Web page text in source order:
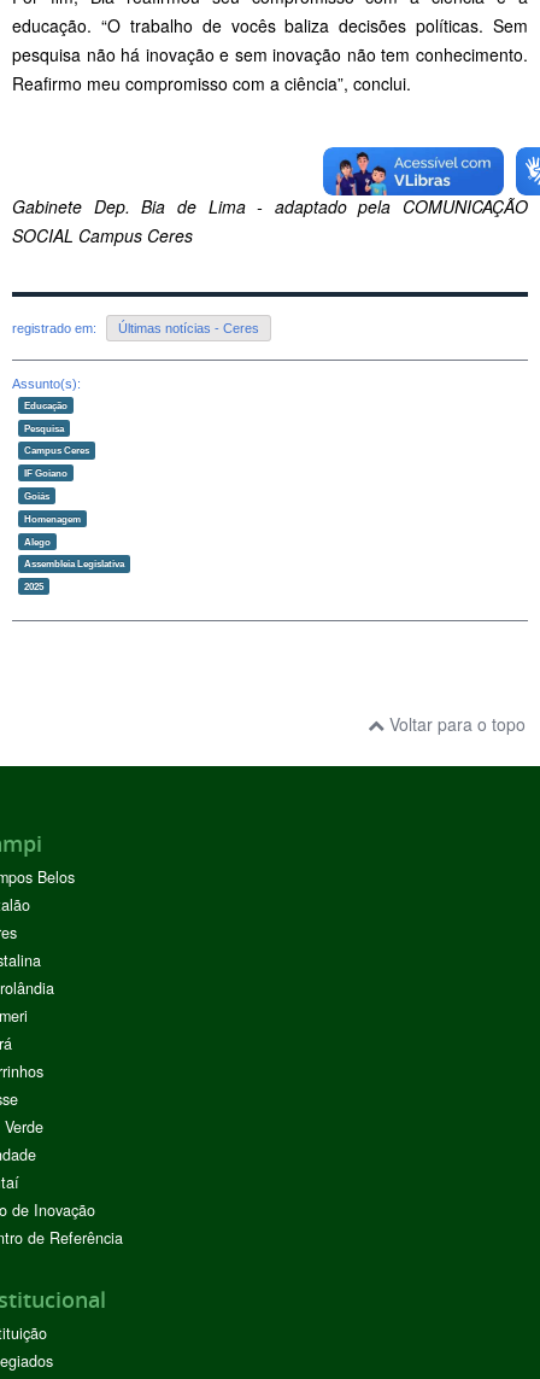
educação. “O trabalho de vocês baliza decisões políticas. Sem
pesquisa não há inovação e sem inovação não tem conhecimento.
Reafirmo meu compromisso com a ciência”, conclui.
Gabinete Dep. Bia de Lima - adaptado pela COMUNICAÇÃO
SOCIAL Campus Ceres
registrado em: Últimas notícias - Ceres
Assunto(s):
Educação
Pesquisa
Campus Ceres
IF Goiano
Goiás
Homenagem
Alego
Assembleia Legislativa
2025
Voltar para o topo
Belos
de Inovação
de Referência